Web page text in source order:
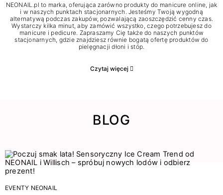
NEONAIL.pl to marka, oferująca zarówno produkty do manicure online, jak
i w naszych punktach stacjonarnych. Jesteśmy Twoją wygodną
alternatywą podczas zakupów, pozwalającą zaoszczędzić cenny czas.
Wystarczy kilka minut, aby zamówić wszystko, czego potrzebujesz do
manicure i pedicure. Zapraszamy Cię także do naszych punktów
stacjonarnych, gdzie znajdziesz równie bogatą ofertę produktów do
pielęgnacji dłoni i stóp.
Czytaj więcej
BLOG
EVENTY NEONAIL